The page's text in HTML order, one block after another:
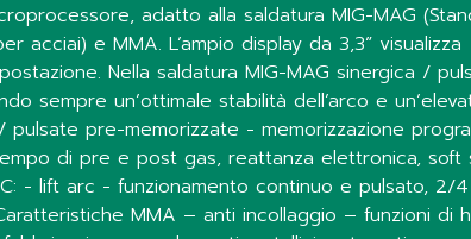
adatto alla saldatura MIG-MAG
acciai) e MMA. L’ampio display da 3,3” visualizza
Nella saldatura MIG-MAG sinergica /
sempre un’ottimale stabilità dell’arco e
pre-memorizzate - memorizzazione
di pre e post gas, reattanza elettronica, soft
- lift arc - funzionamento continuo e pulsato, 2/
MMA – anti incollaggio – funzioni di